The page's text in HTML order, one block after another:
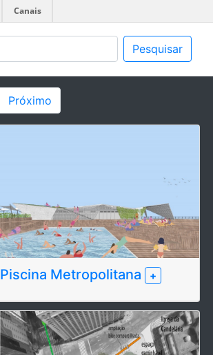
Canais
Pesquisar
Próximo
Piscina Metropolitana +